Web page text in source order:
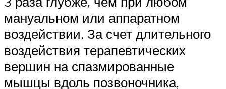
мануальном или аппаратном
воздействии. За счет длительного
воздействия терапевтических
вершин на спазмированные
мышцы вдоль позвоночника,